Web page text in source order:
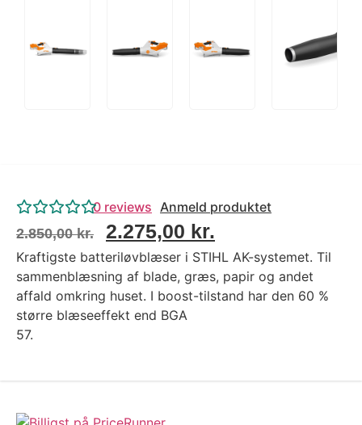
0 reviews Anmeld produktet
2.850,00kr. 2.275,00 kr.
Kraftigste batteriløvblæser i STIHL AK-systemet. Til
sammenblæsning af blade, græs, papir og andet
affald omkring huset. I boost-tilstand har den 60 %
større blæseeffekt end BGA
57.